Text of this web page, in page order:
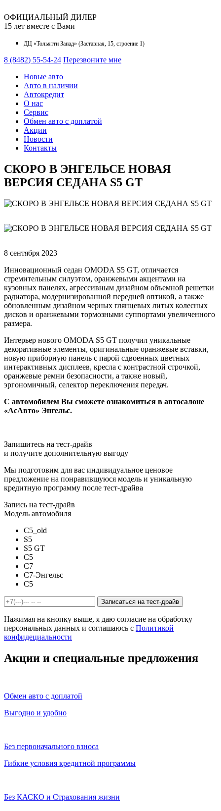
ОФИЦИАЛЬНЫЙ ДИЛЕР
15 лет вместе с Вами
ДЦ «Тольятти Запад» (Заставная, 15, строение 1)
8 (8482) 55-54-24 Перезвоните мне
Новые авто
Авто в наличии
Автокредит
О наc
Сервис
Обмен авто с доплатой
Акции
Новости
Контакты
СКОРО В ЭНГЕЛЬСЕ НОВАЯ
ВЕРСИЯ СЕДАНА S5 GT
8 сентября 2023
Инновационный седан OMODA S5 GT, отличается
стремительным силуэтом, оранжевыми акцентами на
кузовных панелях, агрессивным дизайном объемной решетки
радиатора, модернизированной передней оптикой, а также
обновленным дизайном черных глянцевых литых колесных
дисков и оранжевыми тормозными суппортами увеличенного
размера.
Интерьер нового OMODA S5 GT получил уникальные
декоративные элементы, оригинальные оранжевые вставки,
новую приборную панель с парой сдвоенных цветных
интерактивных дисплеев, кресла с контрастной строчкой,
оранжевые ремни безопасности, а также новый,
эргономичный, селектор переключения передач.
С автомобилем Вы сможете ознакомиться в автосалоне
«АсАвто» Энгельс.
Запишитесь на тест-драйв
и получите дополнительную выгоду
Мы подготовим для вас индивидуальное ценовое
предложение на понравившуюся модель и уникальную
кредитную программу после тест-драйва
Запись на тест-драйв
Модель автомобиля
C5_old
S5
S5 GT
C5
C7
C7-Энгельс
C5
Записаться на тест-драйв
Нажимая на кнопку выше, я даю согласие на обработку
персональных данных и соглашаюсь с Политикой
конфидециальности
Акции и специальные предложения
Обмен авто с доплатой
Выгодно и удобно
Без первоначального взноса
Гибкие условия кредитной программы
Без КАСКО и Страхования жизни